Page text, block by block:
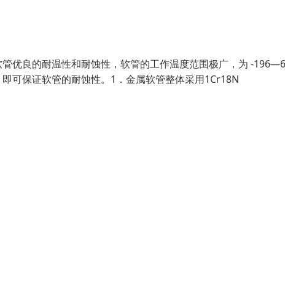
优良的耐温性和耐蚀性，软管的工作温度范围极广，为 -
可保证软管的耐蚀性。1．金属软管整体采用1Cr18N